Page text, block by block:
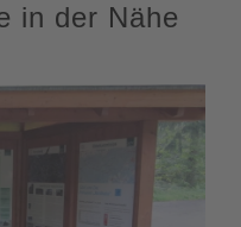
markierte die Grenze
zu wandern, oder du
hinauf zur Nordhelle.
Berg im Ebbegebirge.
der Robert-Kolb-Turm
in der Nähe